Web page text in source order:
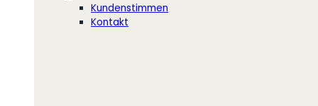
Kundenstimmen
Kontakt